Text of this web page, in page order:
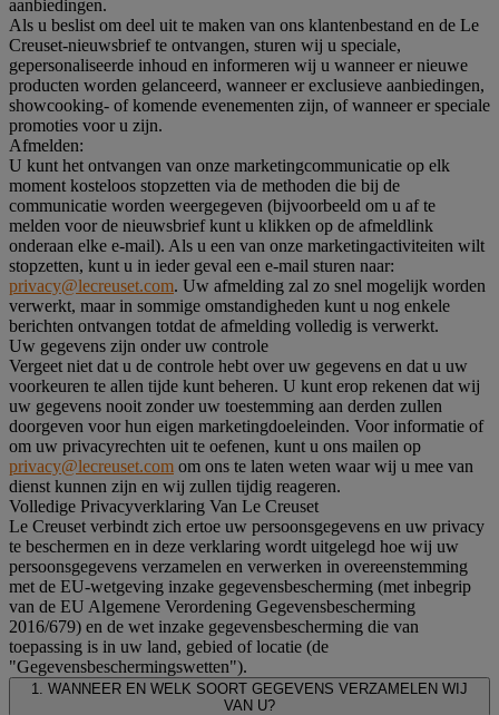
aanbiedingen.
Als u beslist om deel uit te maken van ons klantenbestand en de Le
Creuset-nieuwsbrief te ontvangen, sturen wij u speciale,
gepersonaliseerde inhoud en informeren wij u wanneer er nieuwe
producten worden gelanceerd, wanneer er exclusieve aanbiedingen,
showcooking- of komende evenementen zijn, of wanneer er speciale
promoties voor u zijn.
Afmelden:
U kunt het ontvangen van onze marketingcommunicatie op elk
moment kosteloos stopzetten via de methoden die bij de
communicatie worden weergegeven (bijvoorbeeld om u af te
melden voor de nieuwsbrief kunt u klikken op de afmeldlink
onderaan elke e-mail). Als u een van onze marketingactiviteiten wilt
stopzetten, kunt u in ieder geval een e-mail sturen naar:
privacy@lecreuset.com. Uw afmelding zal zo snel mogelijk worden
verwerkt, maar in sommige omstandigheden kunt u nog enkele
berichten ontvangen totdat de afmelding volledig is verwerkt.
Uw gegevens zijn onder uw controle
Vergeet niet dat u de controle hebt over uw gegevens en dat u uw
voorkeuren te allen tijde kunt beheren. U kunt erop rekenen dat wij
uw gegevens nooit zonder uw toestemming aan derden zullen
doorgeven voor hun eigen marketingdoeleinden. Voor informatie of
om uw privacyrechten uit te oefenen, kunt u ons mailen op
privacy@lecreuset.com om ons te laten weten waar wij u mee van
dienst kunnen zijn en wij zullen tijdig reageren.
Volledige Privacyverklaring Van Le Creuset
Le Creuset verbindt zich ertoe uw persoonsgegevens en uw privacy
te beschermen en in deze verklaring wordt uitgelegd hoe wij uw
persoonsgegevens verzamelen en verwerken in overeenstemming
met de EU-wetgeving inzake gegevensbescherming (met inbegrip
van de EU Algemene Verordening Gegevensbescherming
2016/679) en de wet inzake gegevensbescherming die van
toepassing is in uw land, gebied of locatie (de
"Gegevensbeschermingswetten").
1. WANNEER EN WELK SOORT GEGEVENS VERZAMELEN WIJ
VAN U?